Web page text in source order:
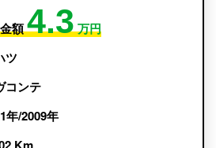
額4.3万円
ツ
コンテ
年/2009年